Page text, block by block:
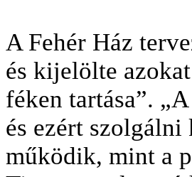
A Fehér Ház
és kijelölte
féken tartása”.
és ezért
működik, mint a